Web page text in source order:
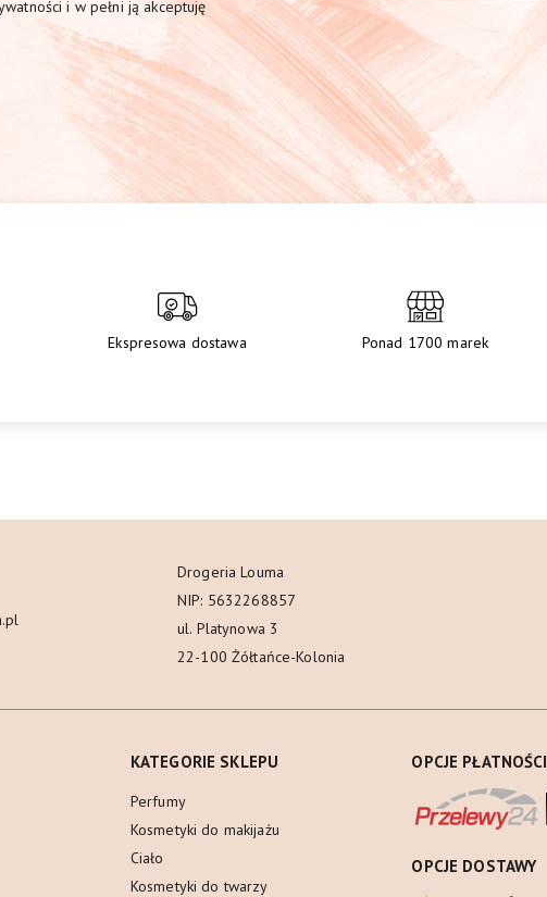
i w pełni ją akceptuję
Ekspresowa dostawa Ponad 1700 marek
Drogeria Louma
NIP: 5632268857
ul. Platynowa 3
22-100 Żółtańce-Kolonia
KATEGORIE SKLEPU
Perfumy
Kosmetyki do makijażu
Ciało
Kosmetyki do twarzy
OPCJE PŁATNOŚCI
OPCJE DOSTAWY